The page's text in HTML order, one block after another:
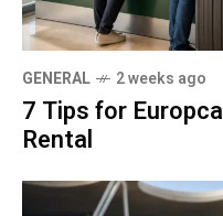
GENERAL 2 weeks ago
7 Tips for
Rental